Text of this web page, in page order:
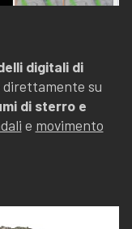
digitali di
direttamente su
di sterro e
e movimento